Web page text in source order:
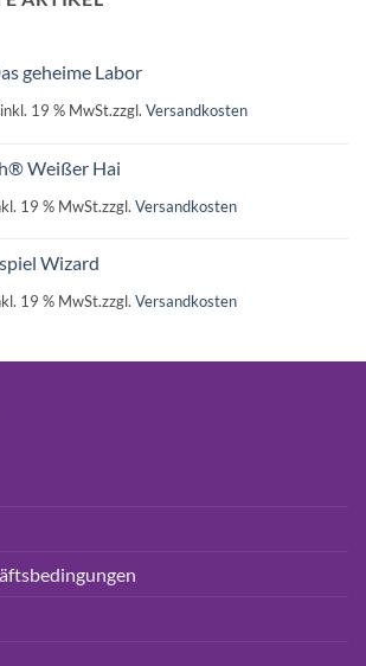
geheime Labor
inkl. 19 % MwSt.zzgl. Versandkosten
Weißer Hai
19 % MwSt.zzgl. Versandkosten
Wizard
19 % MwSt.zzgl. Versandkosten